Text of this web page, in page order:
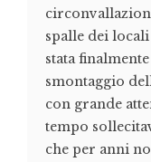
spalle dei
stata
smontaggio
con grande
tempo
che per anni